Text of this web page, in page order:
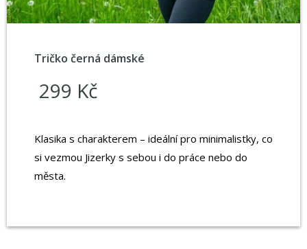
Tričko černá dámské
299 Kč
Klasika s charakterem – ideální pro minimalistky, co
si vezmou Jizerky s sebou i do práce nebo do
města.